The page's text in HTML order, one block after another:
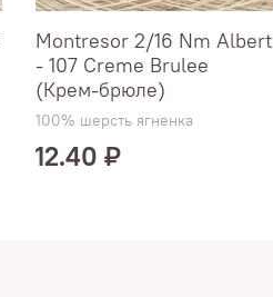
Montresor 2/16 Nm Albert
- 107 Creme Brulee
(Крем-брюле)
100% шерсть ягненка
12.40 ₽